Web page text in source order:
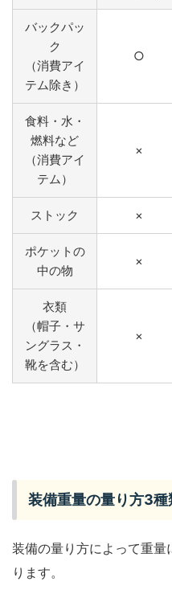
バックパッ
ク
（消費アイ
テム除き）
○
食料・水・
燃料など
（消費アイ
テム）
×
ストック ×
ポケットの
中の物
×
衣類
（帽子・サ
ングラス・
靴を含む）
×
装備重量の量り方3種
装備の量り方によって重
ります。